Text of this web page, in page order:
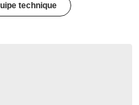
technique